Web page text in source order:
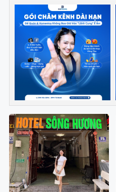
du khách dễ dàng di
chuyển đến các điểm
vui chơi, ăn uống. Hãy
cùng �